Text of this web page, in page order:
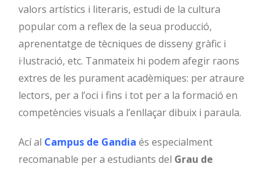
valors artístics i literaris, estudi de la cultura
popular com a reflex de la seua producció,
aprenentatge de tècniques de disseny gràfic i
i·lustració, etc. Tanmateix hi podem afegir raons
extres de les purament acadèmiques: per atraure
lectors, per a l’oci i fins i tot per a la formació en
competències visuals a l’enllaçar dibuix i paraula.
Ací al Campus de Gandia és especialment
recomanable per a estudiants del Grau de